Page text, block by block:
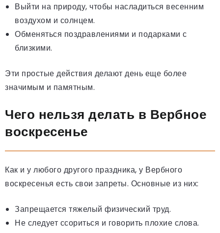
Выйти на природу, чтобы насладиться весенним
воздухом и солнцем.
Обменяться поздравлениями и подарками с
близкими.
Эти простые действия делают день еще более
значимым и памятным.
Чего нельзя делать в Вербное
воскресенье
Как и у любого другого праздника, у Вербного
воскресенья есть свои запреты. Основные из них:
Запрещается тяжелый физический труд.
Не следует ссориться и говорить плохие слова.